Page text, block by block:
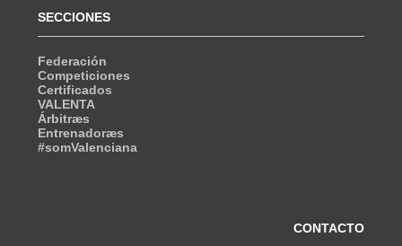
SECCIONES
Federación
Competiciones
Certificados
VALENTA
Árbitræs
Entrenadoræs
#somValenciana
CONTACTO